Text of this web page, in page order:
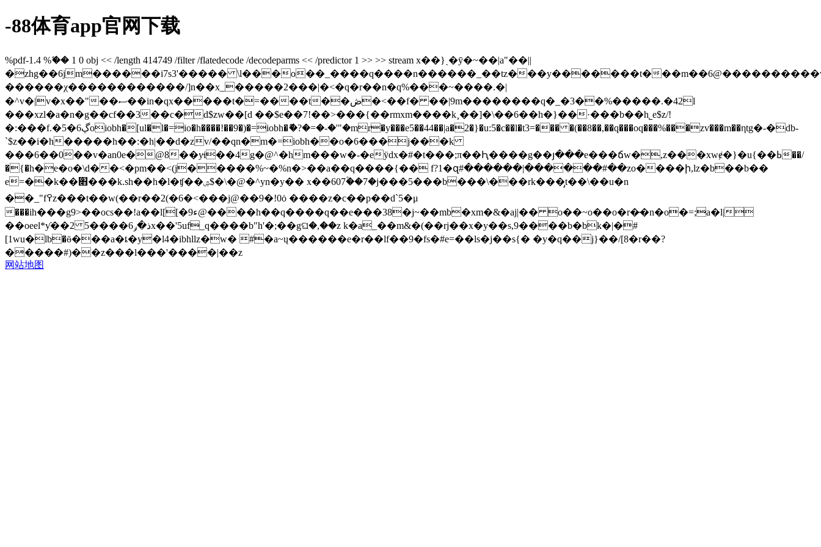
-88体育app官网下载
%pdf-1.4 %ޭ�� 1 0 obj << /length 414749 /filter /flatedecode /decodeparms << /predictor 1 >> >> stream x��}ˎ�ȳ�~��|a"��||
�zhg��6jm������i7s3'����� \l���o��_����q����n������_��tz���y�������t�
������χ������������/]n��x_�����2���|�<�q�r��n�q%���~����.�|
�^v�|v�x��"��ސ��in�qx�����t�=����t��ڞ�<��f� ��|9m��������q�_�3��%�����.�42l
���xzl�a�n�g��cf��3��c�d$zw��[d ��$e��7!��>���{��rmxm����k¸��]�\��6��h�}��·���b��h˾e$z/!
�:���f.�5�6ڲoiobh�[ul�l�=io�h����!��9�)�=iobh�ޮ�?�=�-�'"�mr�y���e5��44��|a�2�}�u:5�c��l�t3=��� �(��8��,��q���oq���%���zv���m��ηtg�-�db-
`$z��i�h�����h��:�h|��d�zv/��qn�m�=iobh��o�6���j���k
���6��0��v�an0e�@8��y̵i��4g�@^�hm���w�-�eÿdx�#�t���;π��Ԧ����g��յ���e���ճw�,z���xwɇ�}�u{��ߕ��/
�{�h�e�o�\d��<�pm��<(j�����%~�%n�>��a��q����{�� f?1�զ#������|������#��zo����ի,lz�b��b��
e=��k��׋���k.sh��h�l�ʧ��ۺ$�\�@�^yn�y�� x��607۫��7�j���5���b���\���rk���̡t��\��u�n
��_"f߉z���t��w(��r��2(�6�<���j@��9�!0ȯ ����z�c��p��d`5�μ
���ih���g9>��ocs��!a��l[[�ء9@����h��q����q��e���38�j~��mb�xm�&�aj|�� o��~o��o�r�̵�n�o�=;a�l|
��oeel*ƴ��2 5����6ذ�ݛx��'5uf_q����b"h'�;��gଘ�,��z k�a_��m&�(��rj��x�y��s,9����b�bk�|�#
[1wu�ӏb�ӫ���a�ȶ�y�l4�ibhllz�w� #�a~ų������e�r��lf��9�fs�#e=��ls�j��s{� �y�q��j}��/[8�r��?
�����#)��z���l���'����|��z
网站地图